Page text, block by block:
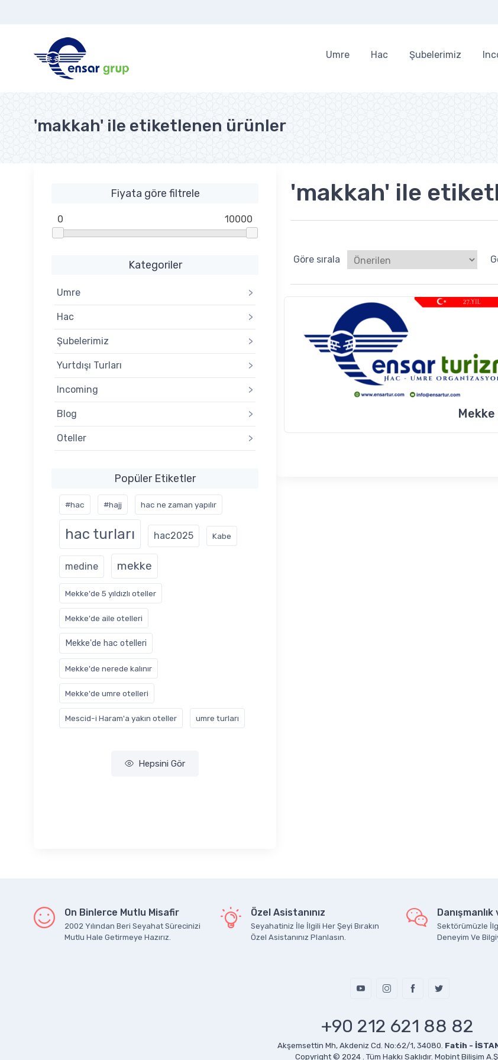
Umre Hac Şubelerimiz
'makkah' ile etiketlenen ürünler
Fiyata göre filtrele
0 10000
Kategoriler
Umre >
Hac >
Şubelerimiz >
Yurtdışı Turları >
Incoming >
Blog >
Oteller >
Popüler Etiketler
#hac #hajj hac ne zaman yapılır
hac turları hac2025 Kabe
medine mekke
Mekke'de 5 yıldızlı oteller
Mekke'de aile otelleri
Mekke'de hac otelleri
Mekke'de nerede kalınır
Mekke'de umre otelleri
Mescid-i Haram'a yakın oteller ‎umre turları
Hepsini Gör
'makkah' ile
Göre sırala
On Binlerce Mutlu Misafir
2002 Yılından Beri Seyahat Sürecinizi
Mutlu Hale Getirmeye Hazırız.
Özel Asistanınız
Seyahatiniz İle İlgili Her Şeyi Bırakın
Özel Asistanınız Planlasın.
Sektörümüzle
Deneyim Ve
+90 212 621 88 82
Akşemsettin Mh, Akdeniz Cd. No:62/1, 34080. Fatih -
Copyright © 2024 . Tüm Hakkı Saklıdır. Mobint Bilişim A.Ş.